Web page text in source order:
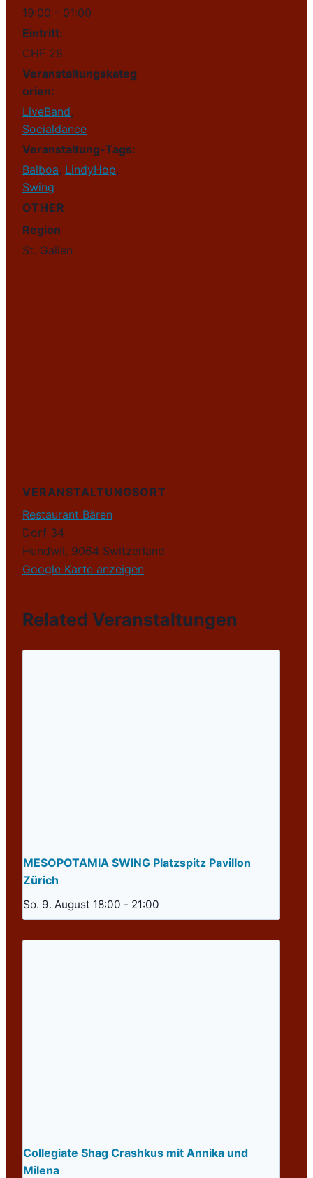
19:00 - 01:00
Eintritt:
CHF 28
Veranstaltungskateg
orien:
LiveBand,
Socialdance
Veranstaltung-Tags:
Balboa, LindyHop,
Swing
OTHER
Region
St. Gallen
VERANSTALTUNGSORT
Restaurant Bären
Dorf 34
Hundwil, 9064 Switzerland
Google Karte anzeigen
Related Veranstaltungen
MESOPOTAMIA SWING Platzspitz Pavillon
Zürich
So. 9. August 18:00 - 21:00
Collegiate Shag Crashkus mit Annika und
Milena